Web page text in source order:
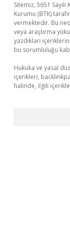
Sitemiz, 5651
Kurumu (BTK)
vermektedir. Bu
veya araştırma
yazdıkları
bu sorumluluğu
Hukuka ve yasal
içerikleri,
halinde, ilgili